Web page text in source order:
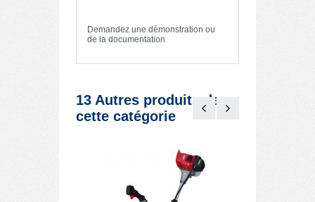
Demandez une démonstration ou
de la documentation
13 Autres produits dans
cette catégorie